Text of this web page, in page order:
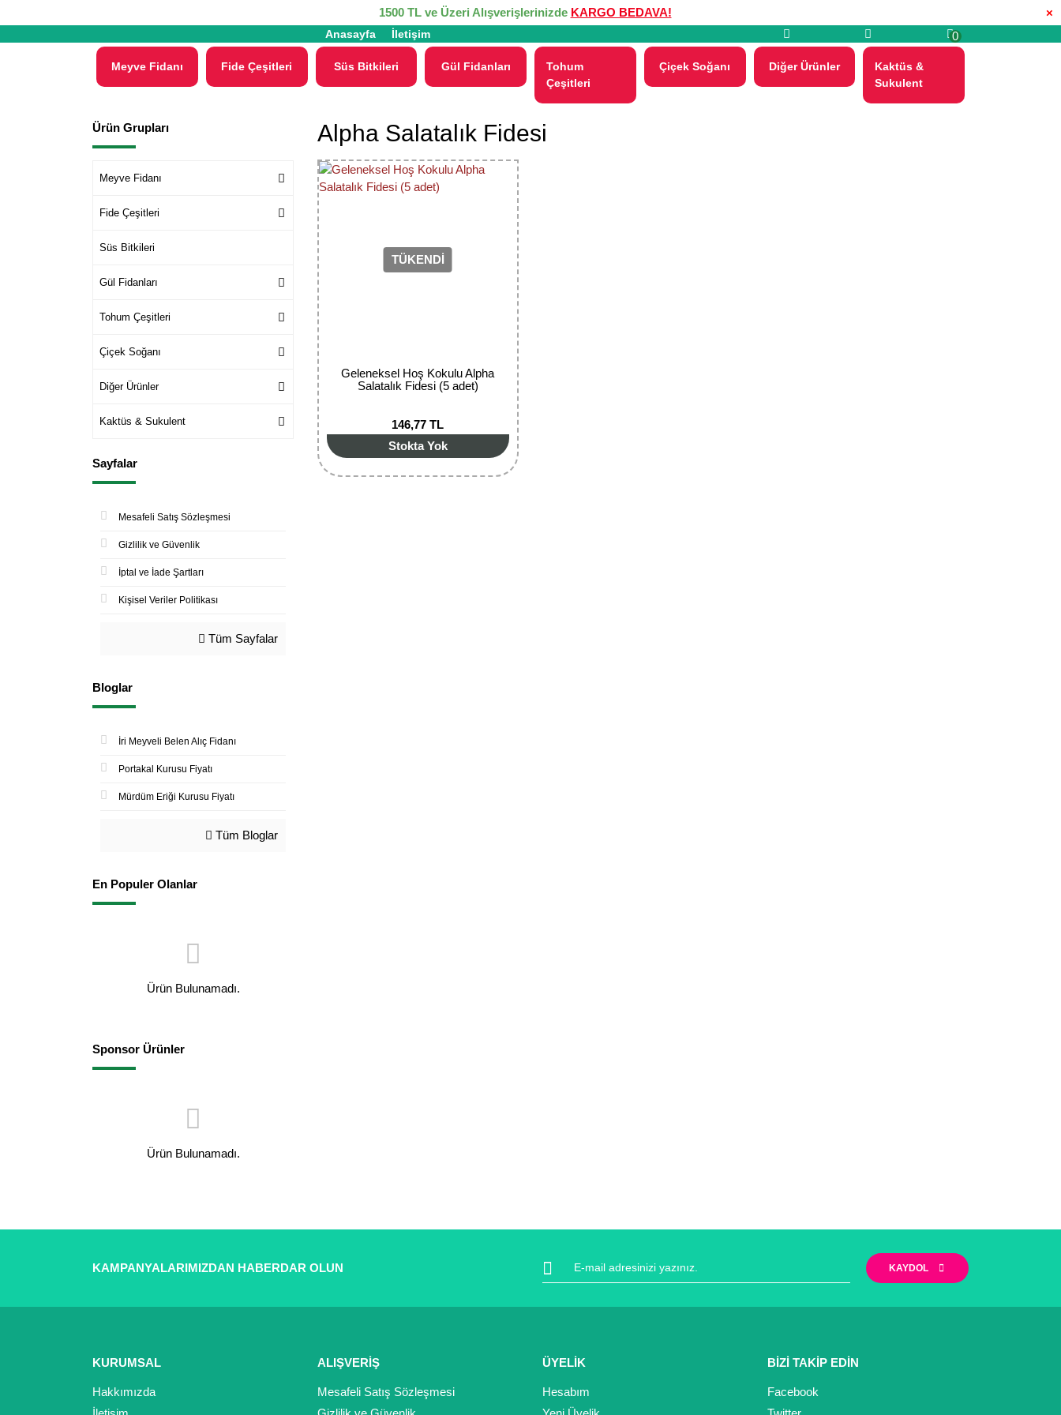
×
1500 TL ve Üzeri Alışverişlerinizde KARGO BEDAVA!
Anasayfa İletişim 0
Meyve Fidanı Fide Çeşitleri Süs Bitkileri Gül Fidanları
Tohum
Çeşitleri
Çiçek Soğanı Diğer Ürünler
Kaktüs &
Sukulent
Ürün Grupları
Meyve Fidanı
Fide Çeşitleri
Süs Bitkileri
Gül Fidanları
Tohum Çeşitleri
Çiçek Soğanı
Diğer Ürünler
Kaktüs & Sukulent
Sayfalar
Mesafeli Satış Sözleşmesi
Gizlilik ve Güvenlik
İptal ve İade Şartları
Kişisel Veriler Politikası
Tüm Sayfalar
Bloglar
İri Meyveli Belen Alıç Fidanı
Portakal Kurusu Fiyatı
Mürdüm Eriği Kurusu Fiyatı
Tüm Bloglar
En Populer Olanlar
Ürün Bulunamadı.
Sponsor Ürünler
Ürün Bulunamadı.
Alpha Salatalık Fidesi
TÜKENDİ
Geleneksel Hoş Kokulu Alpha
Salatalık Fidesi (5 adet)
146,77 TL
Stokta Yok
KAMPANYALARIMIZDAN HABERDAR OLUN KAYDOL
KURUMSAL
Hakkımızda
ALIŞVERİŞ
Mesafeli Satış Sözleşmesi
ÜYELİK
Hesabım
BİZİ TAKİP EDİN
Facebook